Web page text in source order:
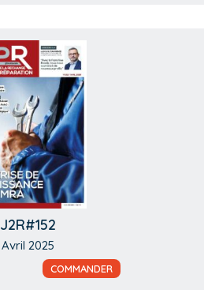
J2R#152
Avril 2025
COMMANDER